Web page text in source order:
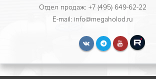
Отдел продаж: +7 (495) 649-62-22
E-mail: info@megaholod.ru